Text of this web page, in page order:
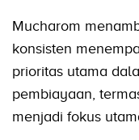
Mucharom
konsisten
prioritas utama
pembiayaan,
menjadi fokus